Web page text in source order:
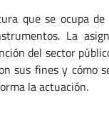
que se ocupa
La
del sector
sus fines y cómo
la actuación.